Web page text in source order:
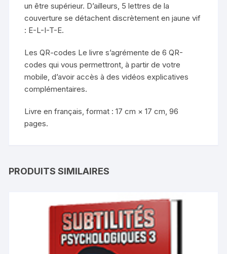
un être supérieur. D’ailleurs, 5 lettres de la
couverture se détachent discrètement en jaune vif
: E-L-I-T-E.
Les QR-codes Le livre s’agrémente de 6 QR-
codes qui vous permettront, à partir de votre
mobile, d’avoir accès à des vidéos explicatives
complémentaires.
Livre en français, format : 17 cm × 17 cm, 96
pages.
PRODUITS SIMILAIRES